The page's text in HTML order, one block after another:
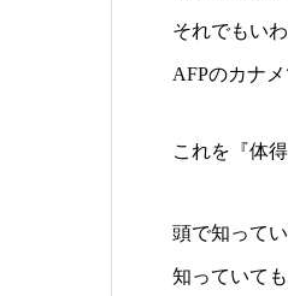
それでもい
AFPのカナ
これを『体
頭で知って
知っていて